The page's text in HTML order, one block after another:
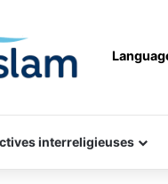
interreligieuses